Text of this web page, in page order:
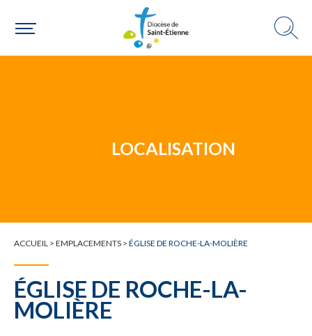
LOCALISATION
ACCUEIL > EMPLACEMENTS > ÉGLISE DE ROCHE-LA-MOLIÈRE
ÉGLISE DE ROCHE-LA-
MOLIÈRE